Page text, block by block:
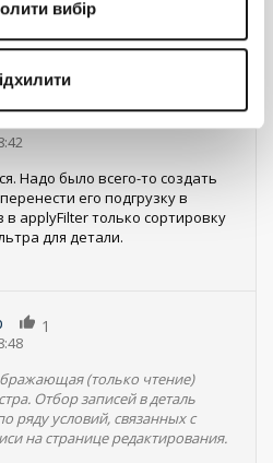
вибір
Надо было всего-то создать
его подгрузку в
applyFilter только сортировку
для детали.
1
(только чтение)
Отбор записей в деталь
ряду условий, связанных с
на странице редактирования.